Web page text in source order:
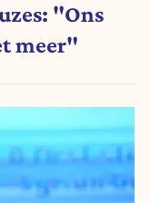
"Ons
meer"